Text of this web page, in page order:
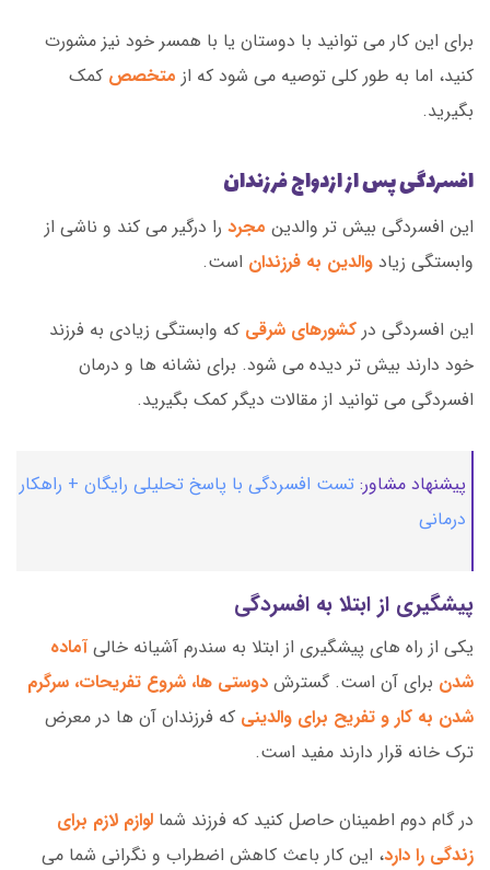
برای این کار می توانید با دوستان یا با همسر خود نیز مشورت
کنید، اما به طور کلی توصیه می شود که از متخصص کمک
بگیرید.
افسردگی پس از ازدواج فرزندان
این افسردگی بیش تر والدین مجرد را درگیر می کند و ناشی از
وابستگی زیاد والدین به فرزندان است.
این افسردگی در کشورهای شرقی که وابستگی زیادی به فرزند
خود دارند بیش تر دیده می شود. برای نشانه ها و درمان
افسردگی می توانید از مقالات دیگر کمک بگیرید.
پیشنهاد مشاور: تست افسردگی با پاسخ تحلیلی رایگان + راهکار
درمانی
پیشگیری از ابتلا به افسردگی
یکی از راه های پیشگیری از ابتلا به سندرم آشیانه خالیآماده
شدن برای آن است. گسترش دوستی ها، شروع تفریحات، سرگرم
شدن به کار و تفریح برای والدینی که فرزندان آن ها در معرض
ترک خانه قرار دارند مفید است.
در گام دوم اطمینان حاصل کنید که فرزند شما لوازم لازم برای
زندگی را دارد، این کار باعث کاهش اضطراب و نگرانی شما می